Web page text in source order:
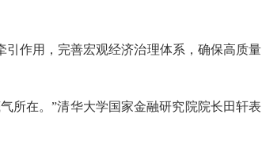
引作用，完善宏观经济治理体系，确保高质量
所在。”清华大学国家金融研究院院长田轩表